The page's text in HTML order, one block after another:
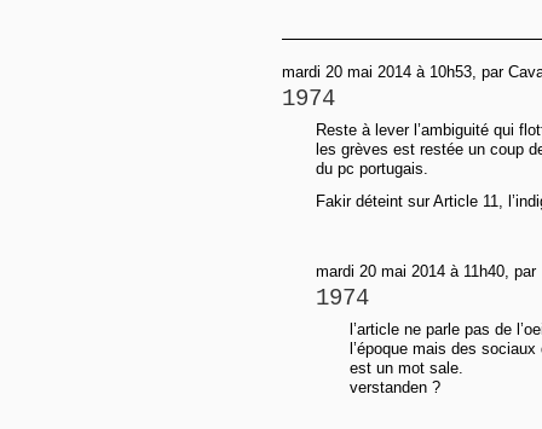
mardi 20 mai 2014 à 10h53, par
1974
Reste à lever l’ambiguité qui
les grèves est restée un coup
du pc portugais.
Fakir déteint sur Article 11,
mardi 20 mai 2014 à 11h40, par
1974
l’article ne parle pas de
l’époque mais des
est un mot sale.
verstanden ?